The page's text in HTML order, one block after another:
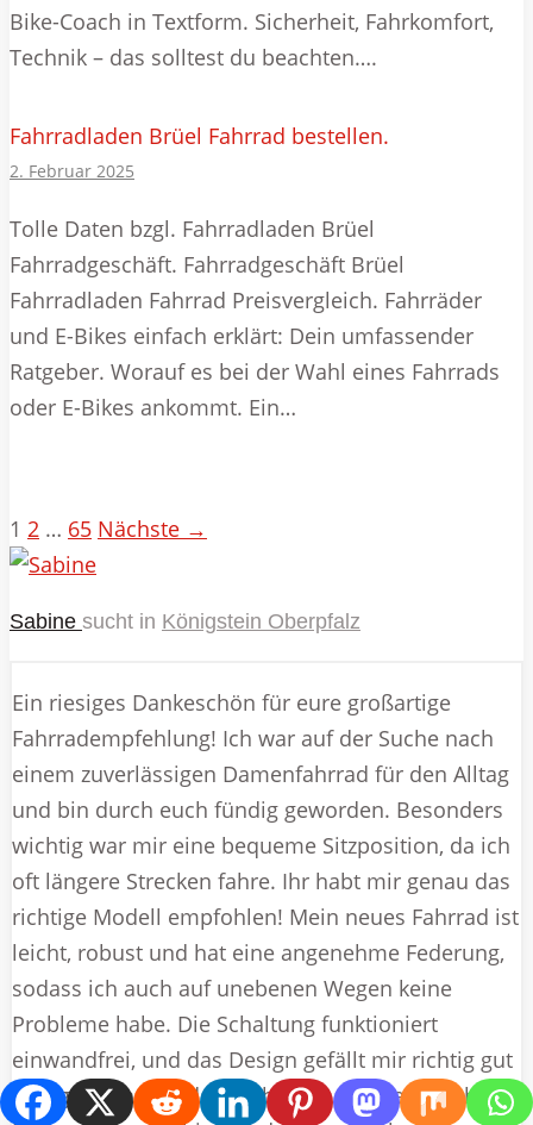
Bike-Coach in Textform. Sicherheit, Fahrkomfort,
Technik – das solltest du beachten….
Fahrradladen Brüel Fahrrad bestellen.
2. Februar 2025
Tolle Daten bzgl. Fahrradladen Brüel
Fahrradgeschäft. Fahrradgeschäft Brüel
Fahrradladen Fahrrad Preisvergleich. Fahrräder
und E-Bikes einfach erklärt: Dein umfassender
Ratgeber. Worauf es bei der Wahl eines Fahrrads
oder E-Bikes ankommt. Ein…
1 2 … 65 Nächste →
Sabine sucht in Königstein Oberpfalz
Ein riesiges Dankeschön für eure großartige
Fahrradempfehlung! Ich war auf der Suche nach
einem zuverlässigen Damenfahrrad für den Alltag
und bin durch euch fündig geworden. Besonders
wichtig war mir eine bequeme Sitzposition, da ich
oft längere Strecken fahre. Ihr habt mir genau das
richtige Modell empfohlen! Mein neues Fahrrad ist
leicht, robust und hat eine angenehme Federung,
sodass ich auch auf unebenen Wegen keine
Probleme habe. Die Schaltung funktioniert
einwandfrei, und das Design gefällt mir richtig gut
– elegant und modern! Ich habe es direkt nach